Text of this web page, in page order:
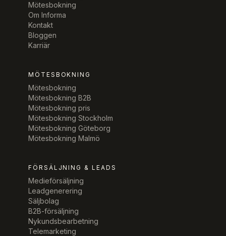
Mötesbokning
Om Informa
Kontakt
Bloggen
Karriär
MÖTESBOKNING
Mötesbokning
Mötesbokning B2B
Mötesbokning pris
Mötesbokning Stockholm
Mötesbokning Göteborg
Mötesbokning Malmö
FÖRSÄLJNING & LEADS
Medieförsäljning
Leadgenerering
Säljbolag
B2B-försäljning
Nykundsbearbetning
Telemarketing